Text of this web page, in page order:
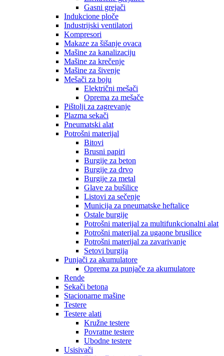
Gasni grejači
Indukcione ploče
Industrijski ventilatori
Kompresori
Makaze za šišanje ovaca
Mašine za kanalizaciju
Mašine za krečenje
Mašine za šivenje
Mešači za boju
Električni mešači
Oprema za mešače
Pištolji za zagrevanje
Plazma sekači
Pneumatski alat
Potrošni materijal
Bitovi
Brusni papiri
Burgije za beton
Burgije za drvo
Burgije za metal
Glave za bušilice
Listovi za sečenje
Municija za pneumatske heftalice
Ostale burgije
Potrošni materijal za multifunkcionalni alat
Potrošni materijal za ugaone brusilice
Potrošni materijal za zavarivanje
Setovi burgija
Punjači za akumulatore
Oprema za punjače za akumulatore
Rende
Sekači betona
Stacionarne mašine
Testere
Testere alati
Kružne testere
Povratne testere
Ubodne testere
Usisivači